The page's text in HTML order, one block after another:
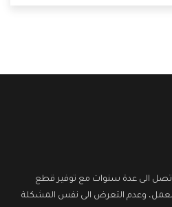
تصل الى عدة سنوات مع توفير قطع
وعدم التعرض الى نفس المشكلة